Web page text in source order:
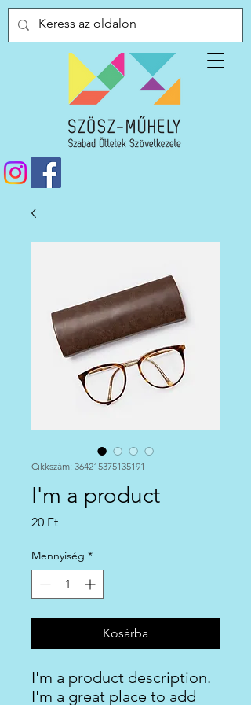
Cikkszám: 364215375135191
I'm a product
20 FtÁr
Mennyiség *
Kosárba
I'm a product description.
I'm a great place to add